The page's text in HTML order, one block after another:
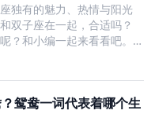
独有的魅力、热情与阳光
双子座在一起，合适吗？
？和小编一起来看看吧。
会因为彼此的不同而擦出
鸳鸯一词代表着哪个生